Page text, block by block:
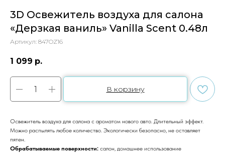
3D Освежитель воздуха для салона
«Дерзкая ваниль» Vanilla Scent 0.48л
Артикул: 847OZ16
1 099 р.
В корзину
Освежитель воздуха для салона с ароматом нового авто. Длительный эффект.
Можно распылять любое количество. Экологически безопасно, не оставляет
пятен.
Обрабатываемые поверхности: салон, домашнее использование